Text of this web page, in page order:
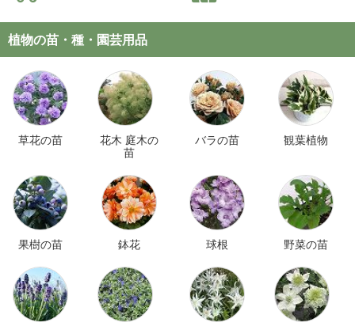
植物の苗・種・園芸用品
草花の苗
花木 庭木の
苗
バラの苗 観葉植物
果樹の苗 鉢花 球根 野菜の苗